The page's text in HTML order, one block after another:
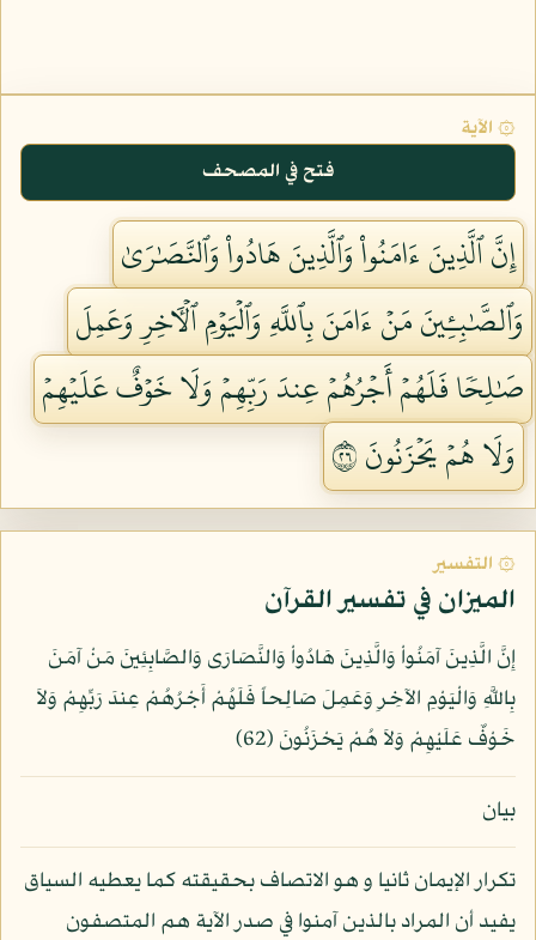
۞ الآية
فتح في المصحف
إِنَّ ٱلَّذِينَ ءَامَنُواْ وَٱلَّذِينَ هَادُواْ وَٱلنَّصَٰرَىٰ
وَٱلصَّٰبِـِٔينَ مَنۡ ءَامَنَ بِٱللَّهِ وَٱلۡيَوۡمِ ٱلۡأٓخِرِ وَعَمِلَ
صَٰلِحٗا فَلَهُمۡ أَجۡرُهُمۡ عِندَ رَبِّهِمۡ وَلَا خَوۡفٌ عَلَيۡهِمۡ
وَلَا هُمۡ يَحۡزَنُونَ ٦٢
۞ التفسير
الميزان في تفسير القرآن
إِنَّ الَّذِينَ آمَنُواْ وَالَّذِينَ هَادُواْ وَالنَّصَارَى وَالصَّابِئِينَ مَنْ آمَنَ
بِاللَّهِ وَالْيَوْمِ الآخِرِ وَعَمِلَ صَالِحاً فَلَهُمْ أَجْرُهُمْ عِندَ رَبِّهِمْ وَلاَ
خَوْفٌ عَلَيْهِمْ وَلاَ هُمْ يَحْزَنُونَ (62)
بيان
تكرار الإيمان ثانيا و هو الاتصاف بحقيقته كما يعطيه السياق
يفيد أن المراد بالذين آمنوا في صدر الآية هم المتصفون